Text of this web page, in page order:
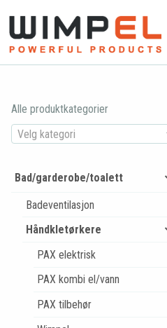
Alle produktkategorier
Velg kategori
Bad/garderobe/toalett
Badeventilasjon
Håndkletørkere
PAX elektrisk
PAX kombi el/vann
PAX tilbehør